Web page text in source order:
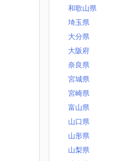
和歌山県
埼玉県
大分県
大阪府
奈良県
宮城県
宮崎県
富山県
山口県
山形県
山梨県